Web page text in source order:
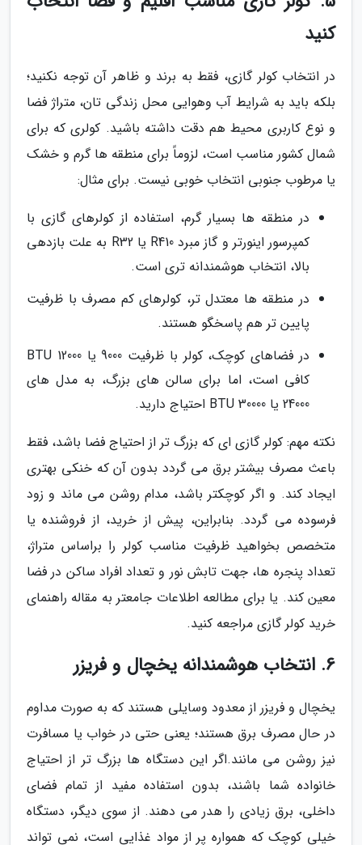
کنید
در انتخاب کولر گازی، فقط به برند و ظاهر آن توجه نکنید؛
بلکه باید به شرایط آب وهوایی محل زندگی تان، متراژ فضا
و نوع کاربری محیط هم دقت داشته باشید. کولری که برای
شمال کشور مناسب است، لزوماً برای منطقه ها گرم و خشک
یا مرطوب جنوبی انتخاب خوبی نیست. برای مثال:
در منطقه ها بسیار گرم، استفاده از کولرهای گازی با
کمپرسور اینورتر و گاز مبرد R410 یا R32 به علت بازدهی
بالا، انتخاب هوشمندانه تری است.
در منطقه ها معتدل تر، کولرهای کم مصرف با ظرفیت
پایین تر هم پاسخگو هستند.
در فضاهای کوچک، کولر با ظرفیت 9000 یا 12000 BTU
کافی است، اما برای سالن های بزرگ، به مدل های
24000 یا 30000 BTU احتیاج دارید.
نکته مهم: کولر گازی ای که بزرگ تر از احتیاج فضا باشد، فقط
باعث مصرف بیشتر برق می گردد بدون آن که خنکی بهتری
ایجاد کند. و اگر کوچکتر باشد، مدام روشن می ماند و زود
فرسوده می گردد. بنابراین، پیش از خرید، از فروشنده یا
متخصص بخواهید ظرفیت مناسب کولر را براساس متراژ،
تعداد پنجره ها، جهت تابش نور و تعداد افراد ساکن در فضا
معین کند. یا برای مطالعه اطلاعات جامعتر به مقاله راهنمای
خرید کولر گازی مراجعه کنید.
6. انتخاب هوشمندانه یخچال و فریزر
یخچال و فریزر از معدود وسایلی هستند که به صورت مداوم
در حال مصرف برق هستند؛ یعنی حتی در خواب یا مسافرت
نیز روشن می مانند.اگر این دستگاه ها بزرگ تر از احتیاج
خانواده شما باشند، بدون استفاده مفید از تمام فضای
داخلی، برق زیادی را هدر می دهند. از سوی دیگر، دستگاه
خیلی کوچک که همواره پر از مواد غذایی است، نمی تواند